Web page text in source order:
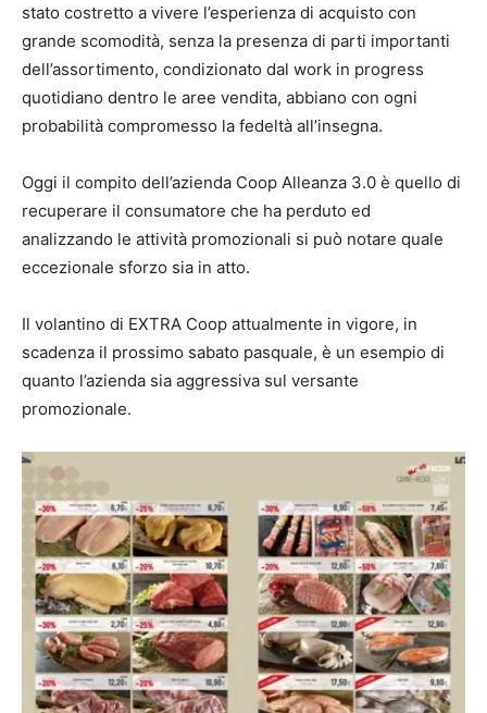
stato costretto a vivere l’esperienza di acquisto con
grande scomodità, senza la presenza di parti importanti
dell’assortimento, condizionato dal work in progress
quotidiano dentro le aree vendita, abbiano con ogni
probabilità compromesso la fedeltà all’insegna.
Oggi il compito dell’azienda Coop Alleanza 3.0 è quello di
recuperare il consumatore che ha perduto ed
analizzando le attività promozionali si può notare quale
eccezionale sforzo sia in atto.
Il volantino di EXTRA Coop attualmente in vigore, in
scadenza il prossimo sabato pasquale, è un esempio di
quanto l’azienda sia aggressiva sul versante
promozionale.